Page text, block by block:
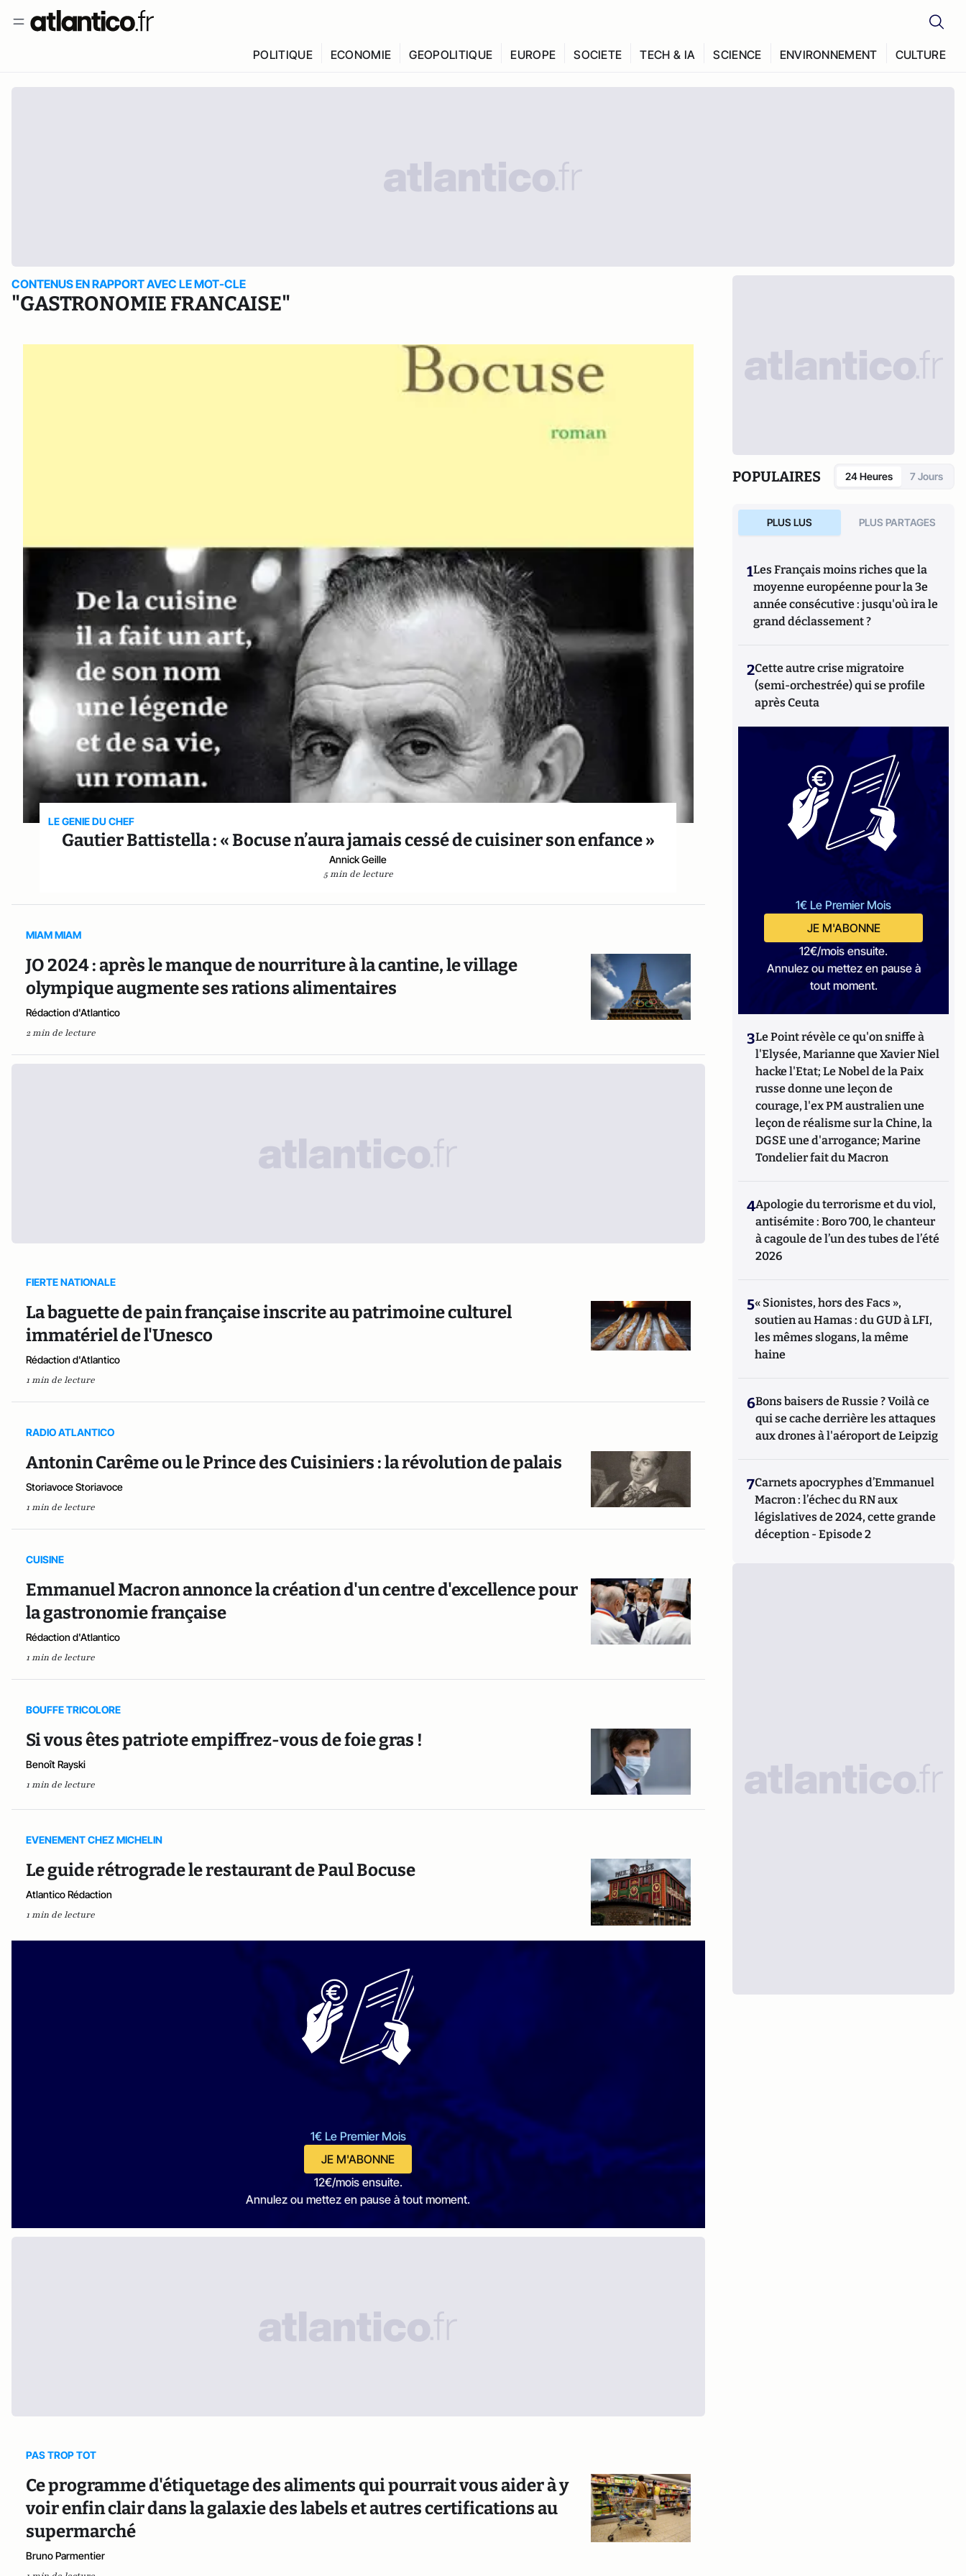
POLITIQUE ECONOMIE GEOPOLITIQUE EUROPE SOCIETE TECH & IA SCIENCE ENVIRONNEMENT CULTURE
CONTENUS EN RAPPORT AVEC LE MOT-CLE
"GASTRONOMIE FRANCAISE"
LE GENIE DU CHEF
Gautier Battistella : « Bocuse n’aura jamais cessé de cuisiner son enfance »
Annick Geille
5 min de lecture
MIAM MIAM
JO 2024 : après le manque de nourriture à la cantine, le village
olympique augmente ses rations alimentaires
Rédaction d'Atlantico
2 min de lecture
FIERTE NATIONALE
La baguette de pain française inscrite au patrimoine culturel
immatériel de l'Unesco
Rédaction d'Atlantico
1 min de lecture
RADIO ATLANTICO
Antonin Carême ou le Prince des Cuisiniers : la révolution de palais
Storiavoce Storiavoce
1 min de lecture
CUISINE
Emmanuel Macron annonce la création d'un centre d'excellence pour
la gastronomie française
Rédaction d'Atlantico
1 min de lecture
BOUFFE TRICOLORE
Si vous êtes patriote empiffrez-vous de foie gras !
Benoît Rayski
1 min de lecture
EVENEMENT CHEZ MICHELIN
Le guide rétrograde le restaurant de Paul Bocuse
Atlantico Rédaction
1 min de lecture
1€ Le Premier Mois
JE M'ABONNE
12€/mois ensuite.
Annulez ou mettez en pause à tout moment.
PAS TROP TOT
Ce programme d'étiquetage des aliments qui pourrait vous aider à y
voir enfin clair dans la galaxie des labels et autres certifications au
supermarché
Bruno Parmentier
POPULAIRES 24 Heures 7 Jours
PLUS LUS PLUS PARTAGES
1Les Français moins riches que la
moyenne européenne pour la 3e
année consécutive : jusqu'où ira le
grand déclassement ?
2Cette autre crise migratoire
(semi-orchestrée) qui se profile
après Ceuta
1€ Le Premier Mois
JE M'ABONNE
12€/mois ensuite.
Annulez ou mettez en pause à
tout moment.
3Le Point révèle ce qu'on sniffe à
l'Elysée, Marianne que Xavier Niel
hacke l'Etat; Le Nobel de la Paix
russe donne une leçon de
courage, l'ex PM australien une
leçon de réalisme sur la Chine, la
DGSE une d'arrogance; Marine
Tondelier fait du Macron
4Apologie du terrorisme et du viol,
antisémite : Boro 700, le chanteur
à cagoule de l’un des tubes de l’été
2026
5« Sionistes, hors des Facs »,
soutien au Hamas : du GUD à LFI,
les mêmes slogans, la même
haine
6Bons baisers de Russie ? Voilà ce
qui se cache derrière les attaques
aux drones à l'aéroport de Leipzig
7Carnets apocryphes d’Emmanuel
Macron : l’échec du RN aux
législatives de 2024, cette grande
déception - Episode 2